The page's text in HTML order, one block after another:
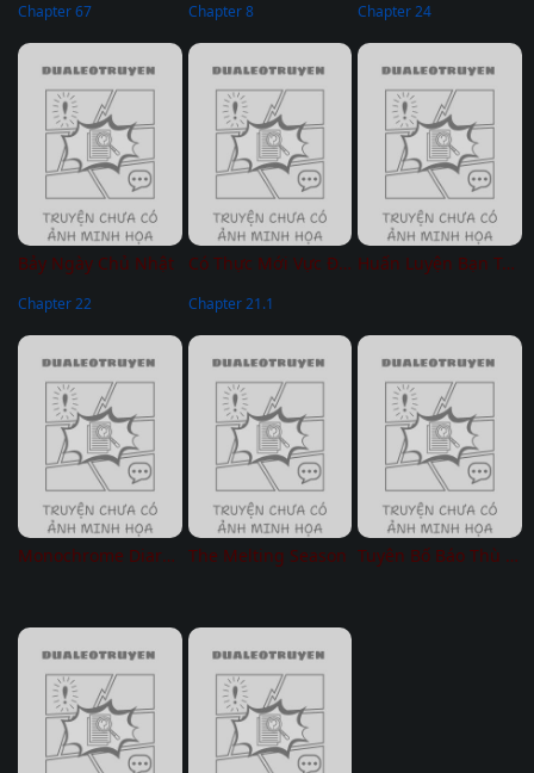
Chapter 67 Chapter 8 Chapter 24
Bảy Ngày Chủ Nhật
Chapter 22
Có Thực Mới Vực Được Đạo
Chapter 21.1
Huấn Luyện Bạn Trai Theo Sở Thích
Monochrome Diary – Drop The Melting Season Tuyên Bố Báo Thù – Không Che